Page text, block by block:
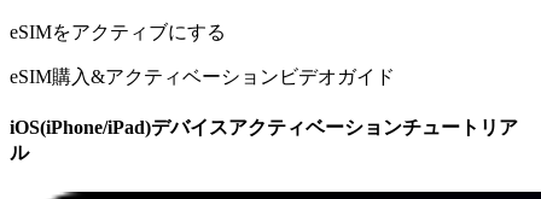
eSIMをアクティブにする
eSIM購入&アクティベーションビデオガイド
iOS(iPhone/iPad)デバイスアクティベーションチュートリア
ル